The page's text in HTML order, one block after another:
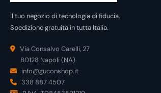
Il tuo negozio di tecnologia di fiducia.
Spedizione gratuita in tutta Italia.
Via Consalvo Carelli, 27
80128 Napoli (NA)
info@guconshop.it
338 887 4507